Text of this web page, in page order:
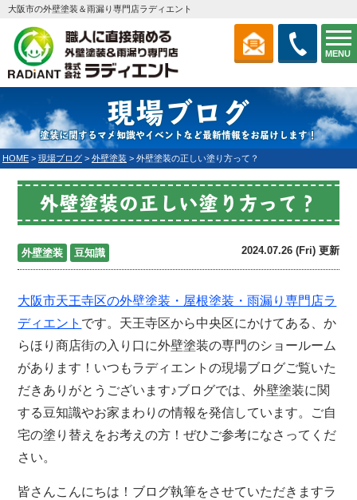
MENU
大阪市の外壁塗装＆雨漏り専門店ラディエント
現場ブログ
塗装に関するマメ知識やイベントなど最新情報をお届けします！
HOME > 現場ブログ > 外壁塗装 > 外壁塗装の正しい塗り方って？
外壁塗装の正しい塗り方って？
外壁塗装 豆知識 2024.07.26 (Fri) 更新
大阪市天王寺区の外壁塗装・屋根塗装・雨漏り専門店ラ
ディエント です。天王寺区から中央区にかけてある、か
らほり商店街の入り口に外壁塗装の専門のショールーム
があります！いつもラディエントの現場ブログご覧いた
だきありがとうございます♪ブログでは、外壁塗装に関
する豆知識やお家まわりの情報を発信しています。ご自
宅の塗り替えをお考えの方！ぜひご参考になさってくだ
さい。
皆さんこんにちは！ブログ執筆をさせていただきますラ